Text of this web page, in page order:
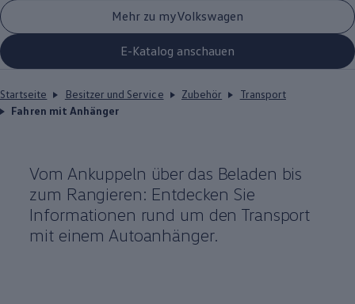
Mehr zu myVolkswagen
E-Katalog anschauen
Startseite Besitzer und Service Zubehör
Transport
Fahren mit Anhänger
Vom Ankuppeln über das Beladen bis
zum Rangieren: Entdecken Sie
Informationen rund um den Transport
mit einem Autoanhänger.